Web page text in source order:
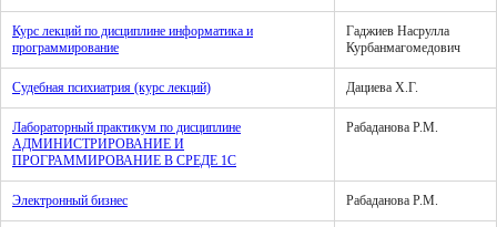
Курс лекций по дисциплине информатика и
программирование
Гаджиев Насрулла
Курбанмагомедович
Судебная психиатрия (курс лекций) Дациева Х.Г.
Лабораторный практикум по дисциплине
АДМИНИСТРИРОВАНИЕ И
ПРОГРАММИРОВАНИЕ В СРЕДЕ 1С
Рабаданова Р.М.
Электронный бизнес Рабаданова Р.М.